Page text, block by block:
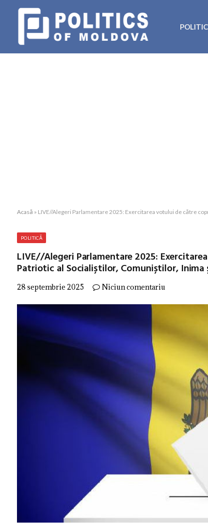
Acasă » LIVE//Alegeri Parlamentare 2025: Exercitarea votului de către
POLITICĂ
LIVE//Alegeri Parlamentare 2025:
Patriotic al Socialiștilor, Comuniștilor,
28 septembrie 2025 Niciun comentariu